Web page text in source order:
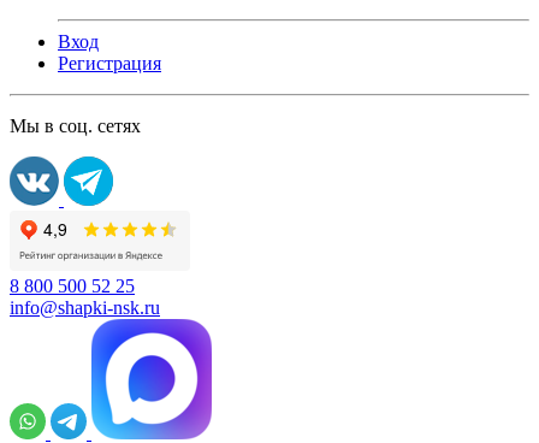
Вход
Регистрация
Мы в соц. сетях
8 800 500 52 25
info@shapki-nsk.ru